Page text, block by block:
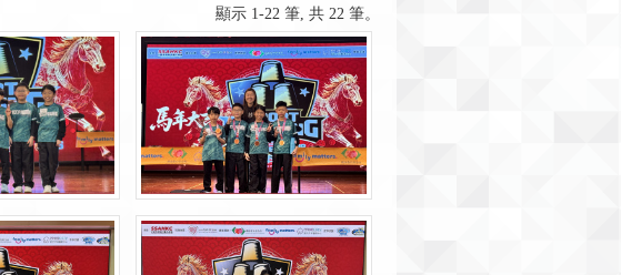
顯示 1-22 筆, 共 22 筆。